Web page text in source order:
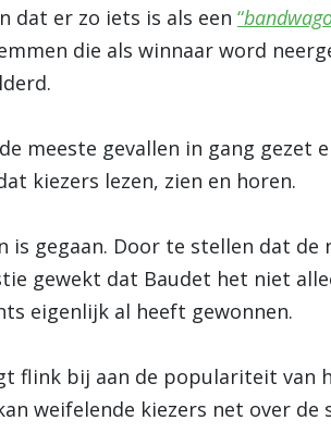
dat er zo iets is als een “
die als winnaar word
meeste gevallen in gang gezet
kiezers lezen, zien en horen.
gegaan. Door te stellen dat de
gewekt dat Baudet het niet
eigenlijk al heeft gewonnen.
flink bij aan de populariteit van
weifelende kiezers net over